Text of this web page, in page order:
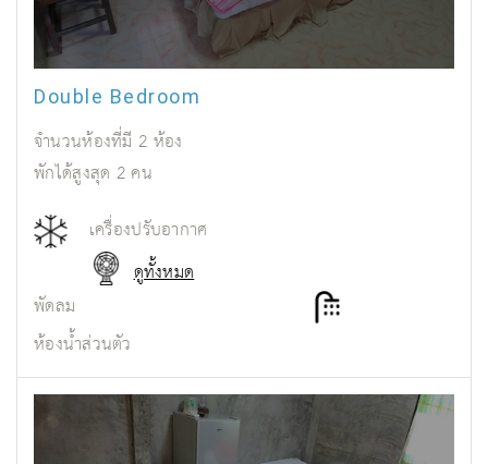
Double Bedroom
จำนวนห้องที่มี 2 ห้อง
พักได้สูงสุด 2คน
เครื่องปรับอากาศ
พัดลม
ห้องน้ำส่วนตัว
ดูทั้งหมด